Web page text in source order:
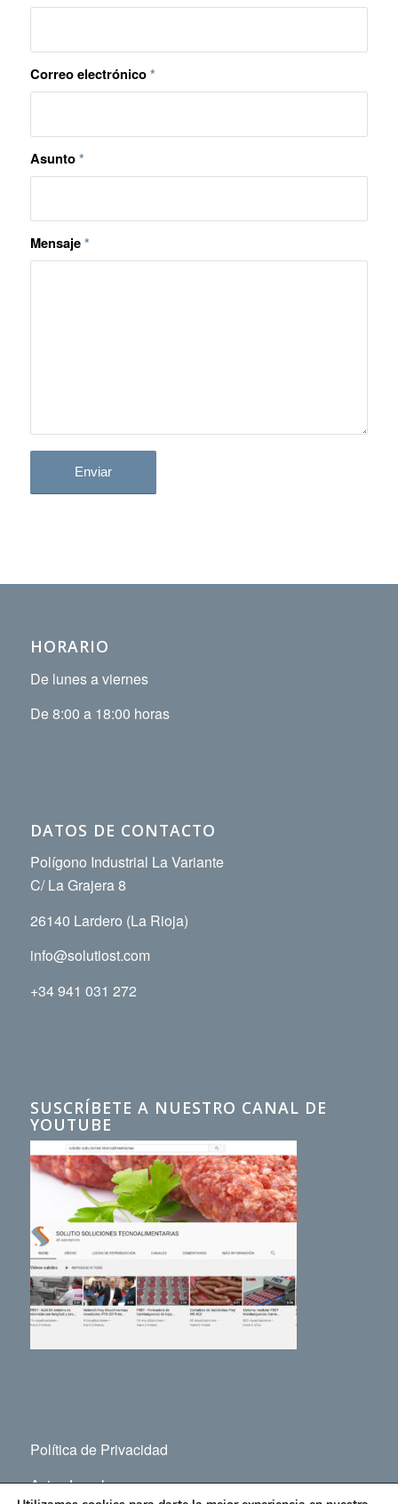
Correo electrónico*
Asunto*
Mensaje*
HORARIO
De lunes a viernes
De 8:00 a 18:00 horas
DATOS DE CONTACTO
Polígono Industrial La Variante
C/ La Grajera 8
26140 Lardero (La Rioja)
info@solutiost.com
+34 941 031 272
SUSCRÍBETE A NUESTRO CANAL DE
YOUTUBE
Política de Privacidad
Aviso Legal